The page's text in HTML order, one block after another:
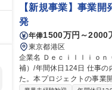
【新規事業】事業
発
年俸1500万円～2000
東京都港区
企業名 Ｄｅｃｉｌｌｉｏｎ Ｃａｐｉｔａｌ株式会社 求
補）/年間休日124日 仕事の内容 新規事業として「A Place Apart」というサービスを立ち上げることになりまし
た。本プロジェクトの事業開発